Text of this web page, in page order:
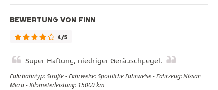
BEWERTUNG VON FINN
4/5
Super Haftung, niedriger Geräuschpegel.
Fahrbahntyp: Straße - Fahrweise: Sportliche Fahrweise - Fahrzeug: Nissan
Micra - Kilometerleistung: 15000 km